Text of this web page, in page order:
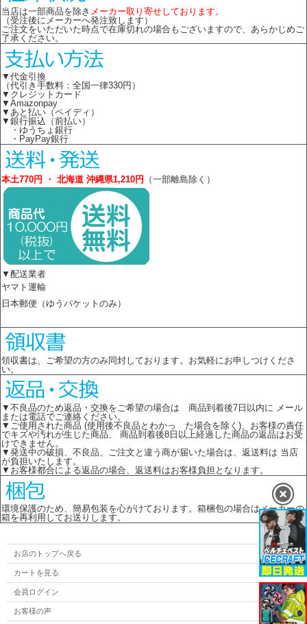
当店は一部商品を除き メーカー取り寄せしております。
（受注後にメーカーへ発注致します）
ご注文をいただいた時点で在庫切れの場合もございますので、あらかじめご
了承ください。
▼代金引換
（代引き手数料：全国一律330円）
▼クレジットカード
▼Amazonpay
▼あと払い（ペイディ）
▼銀行振込（前払い）
・ゆうちょ銀行
・PayPay銀行
本土770円 ・ 北海道 沖縄県1,210円 （一部離島除く）
▼配送業者
ヤマト運輸
日本郵便（ゆうパケットのみ）
領収書は、ご希望の方のみ同封しております。お気軽にお申しつけくださ
い。
▼不良品のため返品・交換をご希望の場合は 商品到着後7日以内に メール
または電話でご連絡ください。
▼ご使用された商品 (使用後不良品とわかっ た場合を除く)、お客様の責任
でキズや汚れが生じた商品、 商品到着後8日以上経過した商品の返品はお受
けできません。
▼発送中の破損、不良品、ご注文と違う商が届いた場合は、返送料は 当店
が負担いたします。
▼お客様都合による返品の場合、返送料はお客様負担となります。
環境保護のため、簡易包装を心がけております。箱梱包の場合はメーカーの
箱を再利用してお送りします。
お店のトップへ戻る
カートを見る
会員ログイン
お客様の声